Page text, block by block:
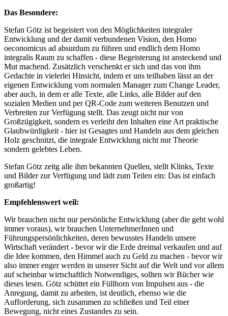
Das Besondere:
Stefan Götz ist begeistert von den Möglichkeiten integraler
Entwicklung und der damit verbundenen Vision, den Homo
oeconomicus ad absurdum zu führen und endlich dem Homo
integralis Raum zu schaffen - diese Begeisterung ist ansteckend und
Mut machend. Zusätzlich verschenkt er sich und das von ihm
Gedachte in vielerlei Hinsicht, indem er uns teilhaben lässt an der
eigenen Entwicklung vom normalen Manager zum Change Leader,
aber auch, in dem er alle Texte, alle Links, alle Bilder auf den
sozialen Medien und per QR-Code zum weiteren Benutzen und
Verbreiten zur Verfügung stellt. Das zeugt nicht nur von
Großzügigkeit, sondern es verleiht den Inhalten eine Art praktische
Glaubwürdigkeit - hier ist Gesagtes und Handeln aus dem gleichen
Holz geschnitzt, die integrale Entwicklung nicht nur Theorie
sondern gelebtes Leben.
Stefan Götz zeitg alle ihm bekannten Quellen, stellt Klinks, Texte
und Bilder zur Verfügung und lädt zum Teilen ein: Das ist einfach
großartig!
Empfehlenswert weil:
Wir brauchen nicht nur persönliche Entwicklung (aber die geht wohl
immer voraus), wir brauchen UnternehmerInnen und
Führungspersönlichkeiten, deren bewusstes Handeln unsere
Wirtschaft verändert - bevor wir die Erde dreimal verkaufen und auf
die Idee kommen, den Himmel auch zu Geld zu machen - bevor wir
also immer enger werden in unserer Sicht auf die Welt und vor allem
auf scheinbar wirtschaftlich Notwendiges, sollten wir Bücher wie
dieses lesen. Götz schüttet ein Füllhorn von Impulsen aus - die
Anregung, damit zu arbeiten, ist deutlich, ebenso wie die
Aufforderung, sich zusammen zu schließen und Teil einer
Bewegung, nicht eines Zustandes zu sein.